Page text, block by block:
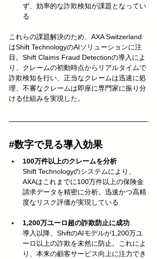
ず、効率的な詐欺検知が課題となってい
る
これらの課題解決のため、AXA Switzerland
はShift TechnologyのAIソリューションに注
目。Shift Claims Fraud Detectionの導入によ
り、クレームの初動時点からリアルタイムで
詐欺検知を行い、正当なクレームは迅速に処
理、不審なクレームは即座に専門家に振り分
ける仕組みを実現した。
#数字で見る導入効果
100万件以上のクレームを分析
Shift Technologyのシステムにより、
AXAはこれまでに100万件以上の保険金
請求データを精密に分析。迅速かつ高精
度なリスク評価が実現している
1,200万ユーロ超の詐欺防止に成功
導入以降、ShiftのAIモデルが1,200万ユ
ーロ以上の詐欺を未然に防止。これによ
り、本来の顧客サービス向上に注力でき